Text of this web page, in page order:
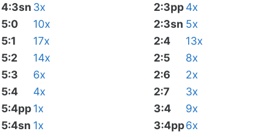
4:3sn 3x
5:0
10x
5:1
17x
5:2
14x
5:3
6x
5:4
4x
5:4pp1x
5:4sn 1x
2:3pp4x
2:3sn 5x
2:4
13x
2:5
8x
2:6
2x
2:7
3x
3:4
9x
3:4pp6x